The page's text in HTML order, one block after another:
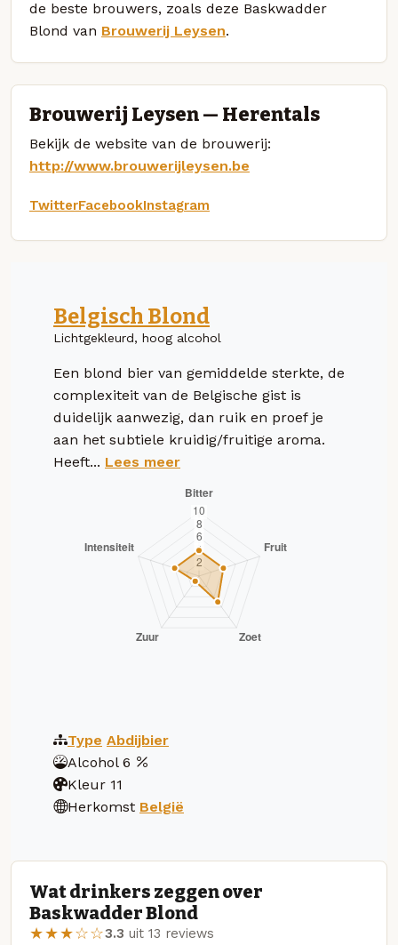
de beste brouwers, zoals deze Baskwadder
Blond van Brouwerij Leysen.
Brouwerij Leysen — Herentals
Bekijk de website van de brouwerij:
http://www.brouwerijleysen.be
TwitterFacebookInstagram
Belgisch Blond
Lichtgekleurd, hoog alcohol
Een blond bier van gemiddelde sterkte, de
complexiteit van de Belgische gist is
duidelijk aanwezig, dan ruik en proef je
aan het subtiele kruidig/fruitige aroma.
Heeft... Lees meer
Type Abdijbier
Alcohol 6
Kleur 11
Herkomst België
Wat drinkers zeggen over
Baskwadder Blond
★★★☆☆3.3 uit 13 reviews